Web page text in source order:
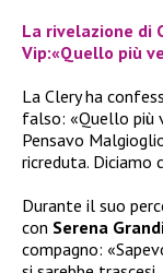
La rivelazione di
Vip:«Quello più
La Clery ha
falso: «Quello più
Pensavo
ricreduta. Diciamo
Durante il suo
con Serena
compagno: «